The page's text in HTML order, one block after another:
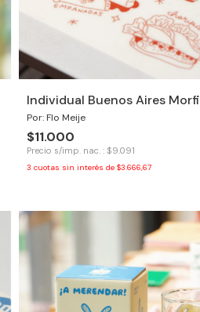
Individual Buenos Aires Morfi
Por: Flo Meije
$11.000
Precio s/imp. nac. : $9.091
3 cuotas sin interés de $3.666,67